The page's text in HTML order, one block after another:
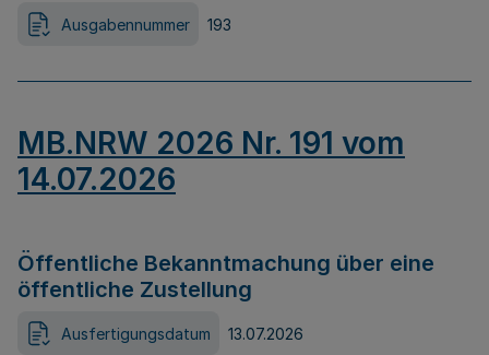
Ausgabennummer 193
MB.NRW 2026 Nr. 191 vom
14.07.2026
Öffentliche Bekanntmachung über eine
öffentliche Zustellung
Ausfertigungsdatum 13.07.2026